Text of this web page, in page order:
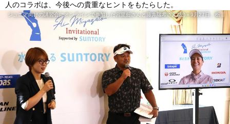
人のコラボは、今後への貴重なヒントをもたらした。
ジュニア向けの講習会にオンラインで参加した宮里藍さんと藤井瑞希さん(左)＝9月27日、栃木県宇都宮市のサンヒルズCC